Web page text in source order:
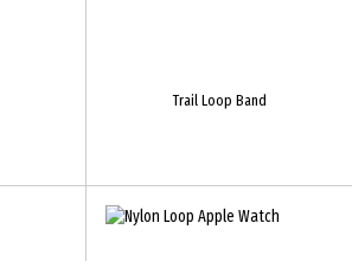
Trail Loop Band